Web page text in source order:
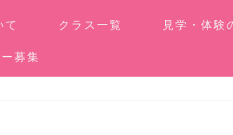
て クラス一覧 見学・体験
募集